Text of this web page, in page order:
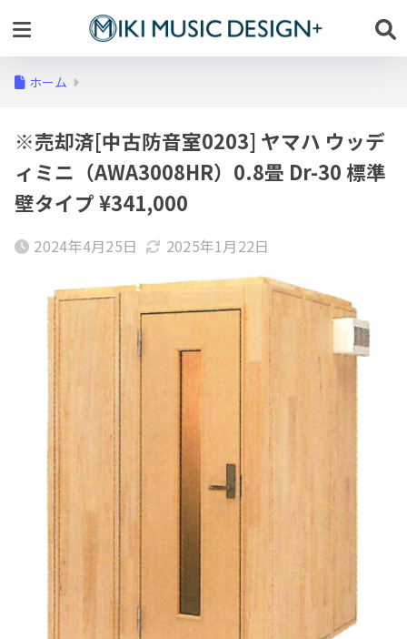
ホーム
※売却済[中古防音室0203] ヤマハ ウッデ
ィミニ（AWA3008HR）0.8畳 Dr-30 標準
壁タイプ ¥341,000
2024年4月25日 2025年1月22日